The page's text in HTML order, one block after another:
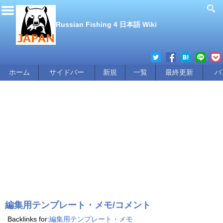
Russian Fishing 4 日本語 Wiki
ホーム サイドバー 新規 一覧 最終更新 バ
編集用テンプレート・メモ/コメント
Backlinks for:編集用テンプレート・メモ